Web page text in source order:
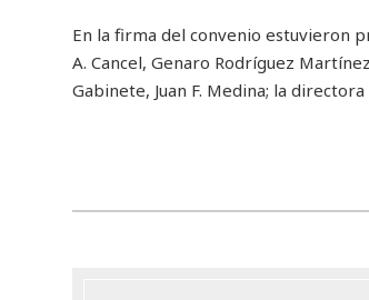
En la firma del convenio estuvieron
A. Cancel, Genaro Rodríguez
Gabinete, Juan F. Medina; la